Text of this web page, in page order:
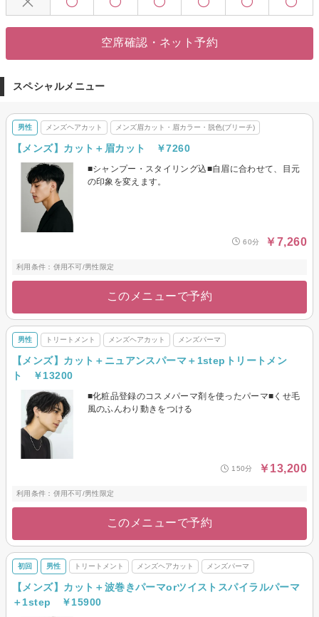
空席確認・ネット予約
スペシャルメニュー
男性 メンズヘアカット メンズ眉カット・眉カラー・脱色(ブリーチ)
【メンズ】カット＋眉カット ￥7260
■シャンプー・スタイリング込■自眉に合わせて、目元
の印象を変えます。
60分 ￥7,260
利用条件：併用不可/男性限定
このメニューで予約
男性 トリートメント メンズヘアカット メンズパーマ
【メンズ】カット＋ニュアンスパーマ＋1stepトリートメン
ト ￥13200
■化粧品登録のコスメパーマ剤を使ったパーマ■くせ毛
風のふんわり動きをつける
150分 ￥13,200
利用条件：併用不可/男性限定
このメニューで予約
初回 男性 トリートメント メンズヘアカット メンズパーマ
【メンズ】カット＋波巻きパーマorツイストスパイラルパーマ
＋1step ￥15900